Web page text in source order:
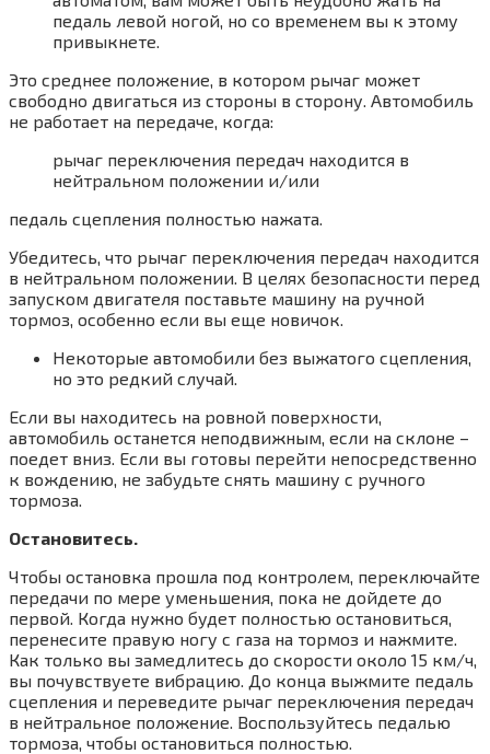
педаль левой ногой, но со временем вы к этому
привыкнете.
Это среднее положение, в котором рычаг может
свободно двигаться из стороны в сторону. Автомобиль
не работает на передаче, когда:
рычаг переключения передач находится в
нейтральном положении и/или
педаль сцепления полностью нажата.
Убедитесь, что рычаг переключения передач находится
в нейтральном положении. В целях безопасности перед
запуском двигателя поставьте машину на ручной
тормоз, особенно если вы еще новичок.
Некоторые автомобили без выжатого сцепления,
но это редкий случай.
Если вы находитесь на ровной поверхности,
автомобиль останется неподвижным, если на склоне –
поедет вниз. Если вы готовы перейти непосредственно
к вождению, не забудьте снять машину с ручного
тормоза.
Остановитесь.
Чтобы остановка прошла под контролем, переключайте
передачи по мере уменьшения, пока не дойдете до
первой. Когда нужно будет полностью остановиться,
перенесите правую ногу с газа на тормоз и нажмите.
Как только вы замедлитесь до скорости около 15 км/ч,
вы почувствуете вибрацию. До конца выжмите педаль
сцепления и переведите рычаг переключения передач
в нейтральное положение. Воспользуйтесь педалью
тормоза, чтобы остановиться полностью.